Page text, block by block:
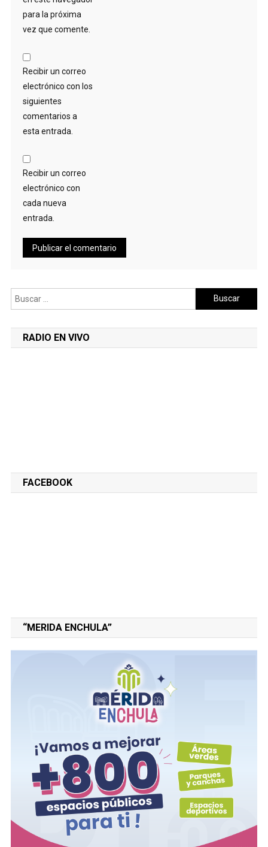
para la próxima
vez que comente.
Recibir un correo
electrónico con los
siguientes
comentarios a
esta entrada.
Recibir un correo
electrónico con
cada nueva
entrada.
Buscar:
RADIO EN VIVO
FACEBOOK
“MERIDA ENCHULA”